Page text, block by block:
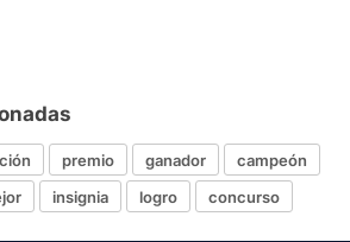
premio ganador
campeón
insignia logro concurso